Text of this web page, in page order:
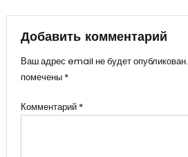
записям
Добавить комментарий
Ваш адрес email не будет опубликован.
помечены *
Комментарий *